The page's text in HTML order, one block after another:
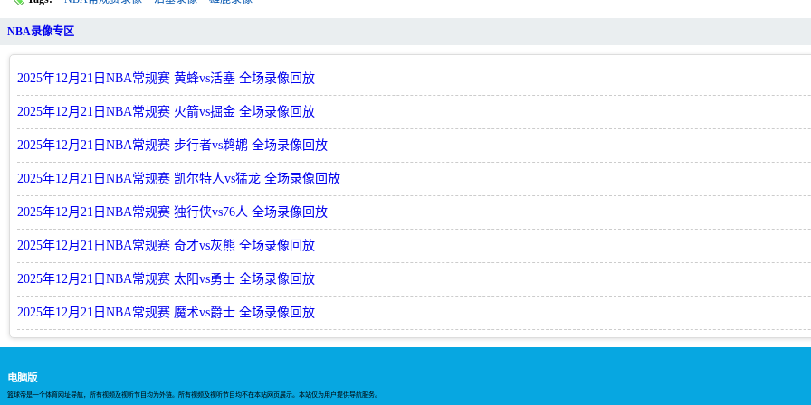
NBA录像专区
2025年12月21日NBA常规赛 黄蜂vs活塞 全场录像回放
2025年12月21日NBA常规赛 火箭vs掘金 全场录像回放
2025年12月21日NBA常规赛 步行者vs鹈鹕 全场录像回放
2025年12月21日NBA常规赛 凯尔特人vs猛龙 全场录像回放
2025年12月21日NBA常规赛 独行侠vs76人 全场录像回放
2025年12月21日NBA常规赛 奇才vs灰熊 全场录像回放
2025年12月21日NBA常规赛 太阳vs勇士 全场录像回放
2025年12月21日NBA常规赛 魔术vs爵士 全场录像回放
电脑版
篮球帝是一个体育网址导航，所有视频及视听节目均为外链。所有视频及视听节目均不在本站网页展示。本站仅为用户提供导航服务。